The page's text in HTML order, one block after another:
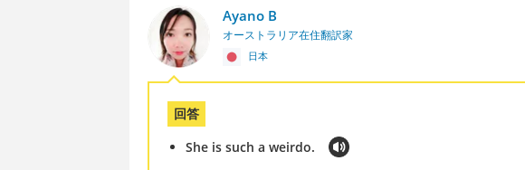
Ayano B
オーストラリア在住翻訳家
日本
回答
She is such a weirdo.